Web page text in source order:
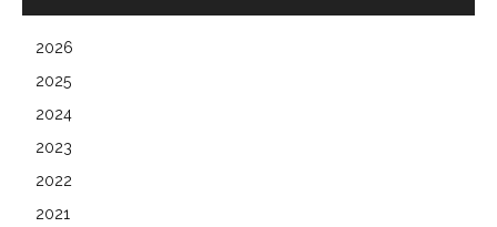
2026
2025
2024
2023
2022
2021